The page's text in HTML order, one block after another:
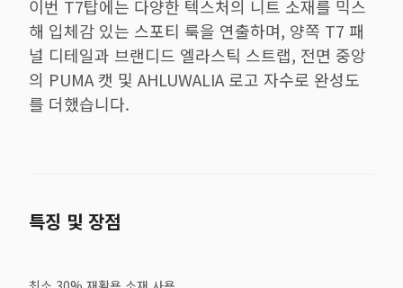
이번 T7탑에는 다양한 텍스처의 니트 소재를 믹스
해 입체감 있는 스포티 룩을 연출하며, 양쪽 T7 패
널 디테일과 브랜디드 엘라스틱 스트랩, 전면 중앙
의 PUMA 캣 및 AHLUWALIA 로고 자수로 완성도
를 더했습니다.
특징 및 장점